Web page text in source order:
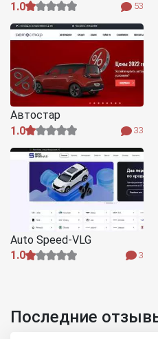
1.0
53
Автостар
1.0
33
Auto Speed-VLG
1.0
3
Последние